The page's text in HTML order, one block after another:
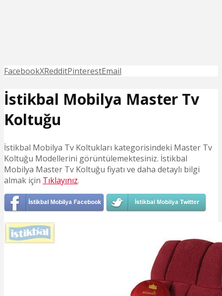
FacebookXRedditPinterestEmail
İstikbal Mobilya Master Tv
Koltuğu
İstikbal Mobilya Tv Koltukları kategorisindeki Master Tv
Koltuğu Modellerini görüntülemektesiniz. İstikbal
Mobilya Master Tv Koltuğu fiyatı ve daha detaylı bilgi
almak için Tıklayınız.